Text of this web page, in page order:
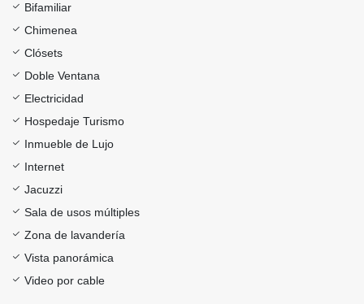
Bifamiliar
Chimenea
Clósets
Doble Ventana
Electricidad
Hospedaje Turismo
Inmueble de Lujo
Internet
Jacuzzi
Sala de usos múltiples
Zona de lavandería
Vista panorámica
Video por cable